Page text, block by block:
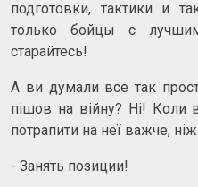
подготовки, тактики и
только бойцы с
старайтесь!
А ви думали все так
пішов на війну? Ні! Коли
потрапити на неї важче,
- Занять позиции!